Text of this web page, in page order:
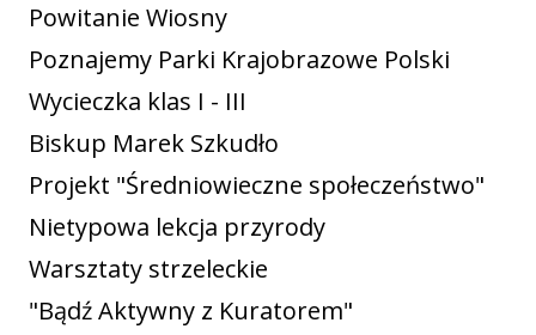
Powitanie Wiosny
Poznajemy Parki Krajobrazowe Polski
Wycieczka klas I - III
Biskup Marek Szkudło
Projekt "Średniowieczne społeczeństwo"
Nietypowa lekcja przyrody
Warsztaty strzeleckie
"Bądź Aktywny z Kuratorem"